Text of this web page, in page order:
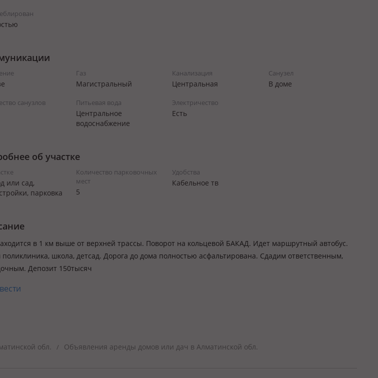
Газ
Магистральный
Канализация
Центральная
Санузел
В доме
санузлов Питьевая вода
Центральное
водоснабжение
Электричество
Есть
об участке
или сад,
парковка
Количество парковочных
мест
5
Удобства
Кабельное тв
в 1 км выше от верхней трассы. Поворот на кольцевой БАКАД. Идет маршрутный автобус.
поликлиника, школа, детсад. Дорога до дома полностью асфальтирована. Сдадим ответственным,
Депозит 150тысяч
обл. / Объявления аренды домов или дач в Алматинской обл.